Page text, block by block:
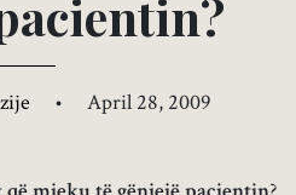
acientin?
• April 28, 2009